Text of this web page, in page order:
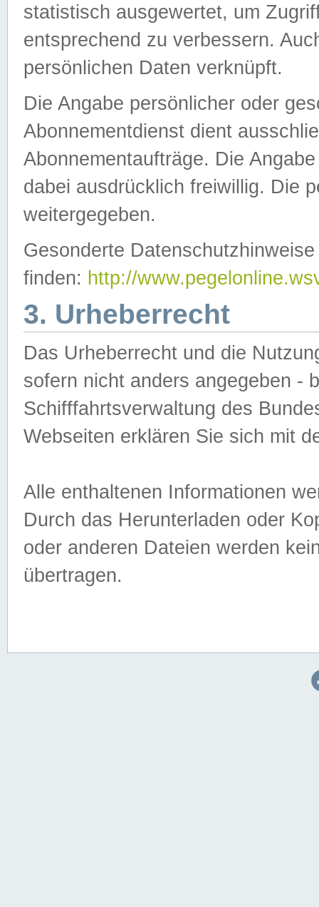
statistisch ausgewertet, um
entsprechend zu verbessern.
persönlichen Daten verknüpft.
Die Angabe persönlicher oder
Abonnementdienst dient
Abonnementaufträge. Die
dabei ausdrücklich freiwillig. Die
weitergegeben.
Gesonderte
finden: http://
3. Urheberrecht
Das Urheberrecht und die
sofern nicht anders angegeben -
Schifffahrtsverwaltung des
Webseiten erklären Sie sich mit
Alle enthaltenen Informationen
Durch das Herunterladen oder
oder anderen Dateien werden
übertragen.